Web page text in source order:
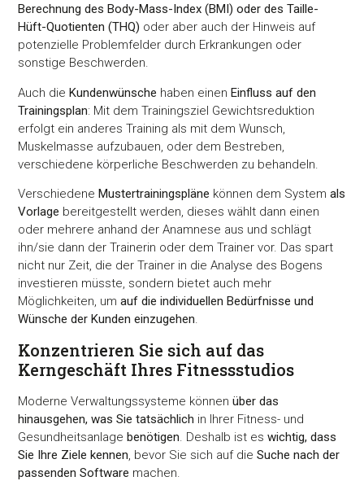
Berechnung des Body-Mass-Index (BMI) oder des Taille-
Hüft-Quotienten (THQ) oder aber auch der Hinweis auf
potenzielle Problemfelder durch Erkrankungen oder
sonstige Beschwerden.
Auch dieKundenwünsche haben einenEinfluss auf den
Trainingsplan: Mit dem Trainingsziel Gewichtsreduktion
erfolgt ein anderes Training als mit dem Wunsch,
Muskelmasse aufzubauen, oder dem Bestreben,
verschiedene körperliche Beschwerden zu behandeln.
VerschiedeneMustertrainingspläne können dem Systemals
Vorlage bereitgestellt werden, dieses wählt dann einen
oder mehrere anhand der Anamnese aus und schlägt
ihn/sie dann der Trainerin oder dem Trainer vor. Das spart
nicht nur Zeit, die der Trainer in die Analyse des Bogens
investieren müsste, sondern bietet auch mehr
Möglichkeiten, umauf die individuellen Bedürfnisse und
Wünsche der Kunden einzugehen.
Konzentrieren Sie sich auf das
Kerngeschäft Ihres Fitnessstudios
Moderne Verwaltungssysteme könnenüber das
hinausgehen, was Sie tatsächlich in Ihrer Fitness- und
Gesundheitsanlagebenötigen . Deshalb ist eswichtig, dass
Sie Ihre Ziele kennen , bevor Sie sich auf dieSuche nach der
passenden Software machen.